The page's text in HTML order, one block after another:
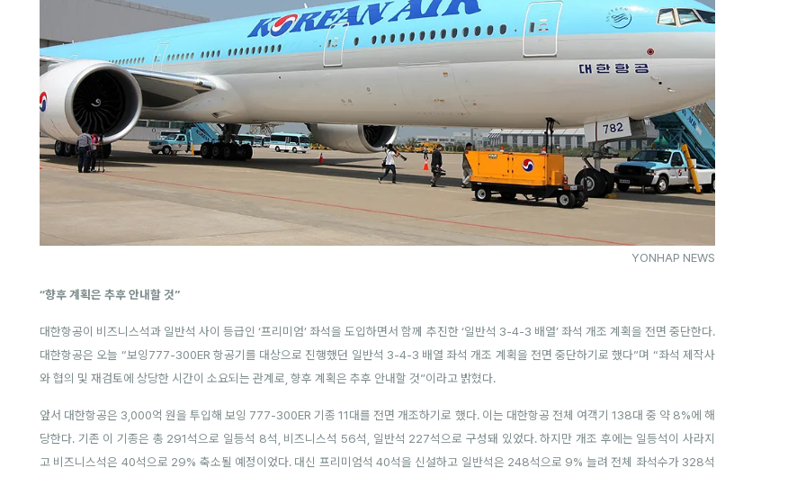
YONHAP NEWS
“향후 계획은 추후 안내할 것”
대한항공이 비즈니스석과 일반석 사이 등급인 ‘프리미엄’ 좌석을 도입하면서 함께 추진한 ‘일반석 3-4-3 배열’ 좌석 개조 계획을 전면 중단한다.
대한항공은 오늘 “보잉777-300ER 항공기를 대상으로 진행했던 일반석 3-4-3 배열 좌석 개조 계획을 전면 중단하기로 했다”며 “좌석 제작사
와 협의 및 재검토에 상당한 시간이 소요되는 관계로, 향후 계획은 추후 안내할 것”이라고 밝혔다.
앞서 대한항공은 3,000억 원을 투입해 보잉 777-300ER 기종 11대를 전면 개조하기로 했다. 이는 대한항공 전체 여객기 138대 중 약 8%에 해
당한다. 기존 이 기종은 총 291석으로 일등석 8석, 비즈니스석 56석, 일반석 227석으로 구성돼 있었다. 하지만 개조 후에는 일등석이 사라지
고 비즈니스석은 40석으로 29% 축소될 예정이었다. 대신 프리미엄석 40석을 신설하고 일반석은 248석으로 9% 늘려 전체 좌석수가 328석